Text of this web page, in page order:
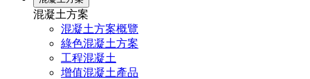
混凝土方案
混凝土方案概覽
綠色混凝土方案
工程混凝土
增值混凝土產品